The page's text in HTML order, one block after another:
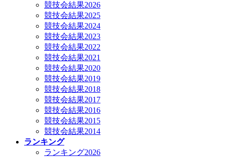
競技会結果2026
競技会結果2025
競技会結果2024
競技会結果2023
競技会結果2022
競技会結果2021
競技会結果2020
競技会結果2019
競技会結果2018
競技会結果2017
競技会結果2016
競技会結果2015
競技会結果2014
ランキング
ランキング2026